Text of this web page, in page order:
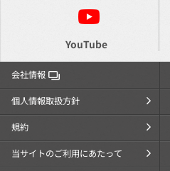
YouTube
会社情報
個人情報取扱方針
規約
当サイトのご利用にあたって